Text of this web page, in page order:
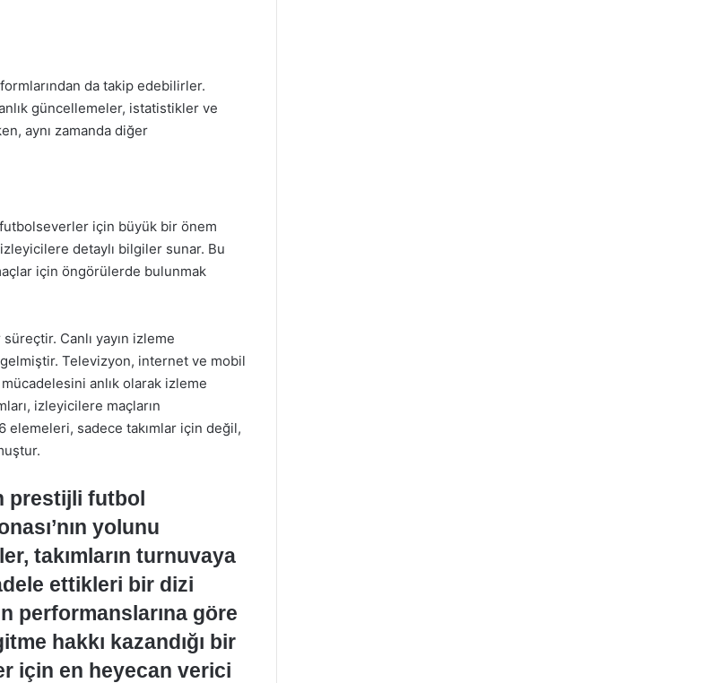
da takip edebilirler.
güncellemeler, istatistikler ve
aynı zamanda diğer
futbolseverler için büyük bir önem
detaylı bilgiler sunar. Bu
için öngörülerde bulunmak
Canlı yayın izleme
Televizyon, internet ve mobil
anlık olarak izleme
izleyicilere maçların
elemeleri, sadece takımlar için değil,
prestijli futbol
yolunu
takımların turnuvaya
ettikleri bir dizi
performanslarına göre
hakkı kazandığı bir
için en heyecan verici